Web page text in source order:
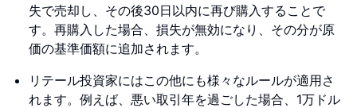
失で売却し、その後30日以内に再び購入することで
す。再購入した場合、損失が無効になり、その分が原
価の基準価額に追加されます。
リテール投資家にはこの他にも様々なルールが適用さ
れます。例えば、悪い取引年を過ごした場合、1万ドル